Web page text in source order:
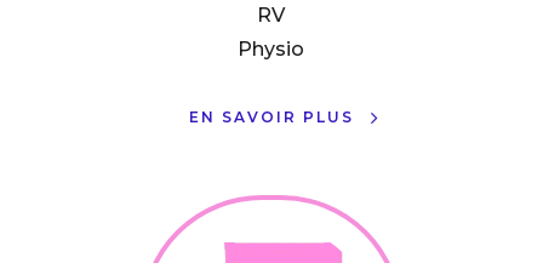
RV
Physio
EN SAVOIR PLUS